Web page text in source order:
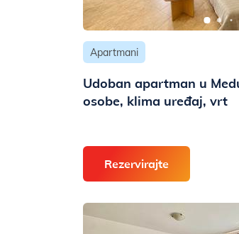
Apartmani
Udoban apartman u
osobe, klima uređaj, vrt
Rezervirajte